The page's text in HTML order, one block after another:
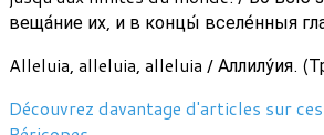
веща́ние их, и в концы́ вселе́нныя
Alleluia, alleluia, alleluia / Аллилу́ия.
Découvrez davantage d'articles sur